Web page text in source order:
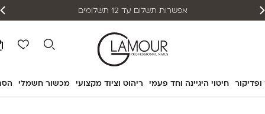
ופדיקור חיטוי היגיינה וחד פעמי ריהוט וציוד מקצועי מכשור חשמלי
אפשרות תשלום עד 12 תשלומים